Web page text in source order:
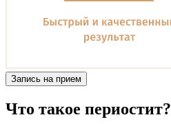
Запись на прием
Что такое периостит?